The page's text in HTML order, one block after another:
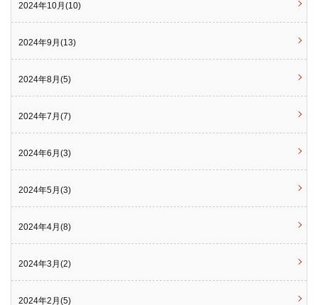
2024年10月(10)
2024年9月(13)
2024年8月(5)
2024年7月(7)
2024年6月(3)
2024年5月(3)
2024年4月(8)
2024年3月(2)
2024年2月(5)